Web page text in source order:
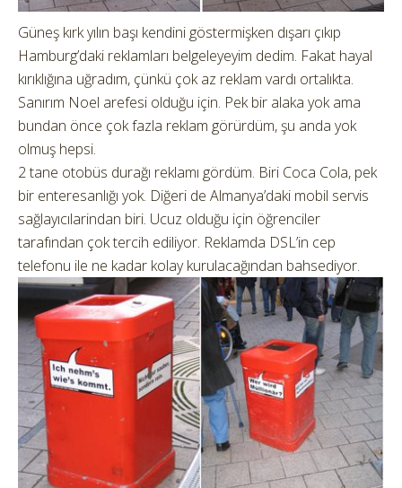
Güneş kırk yılın başı kendini göstermişken dışarı çıkıp
Hamburg’daki reklamları belgeleyeyim dedim. Fakat hayal
kırıklığına uğradım, çünkü çok az reklam vardı ortalıkta.
Sanırım Noel arefesi olduğu için. Pek bir alaka yok ama
bundan önce çok fazla reklam görürdüm, şu anda yok
olmuş hepsi.
2 tane otobüs durağı reklamı gördüm. Biri Coca Cola, pek
bir enteresanlığı yok. Diğeri de Almanya’daki mobil servis
sağlayıcılarindan biri. Ucuz olduğu için öğrenciler
tarafından çok tercih ediliyor. Reklamda DSL’in cep
telefonu ile ne kadar kolay kurulacağından bahsediyor.